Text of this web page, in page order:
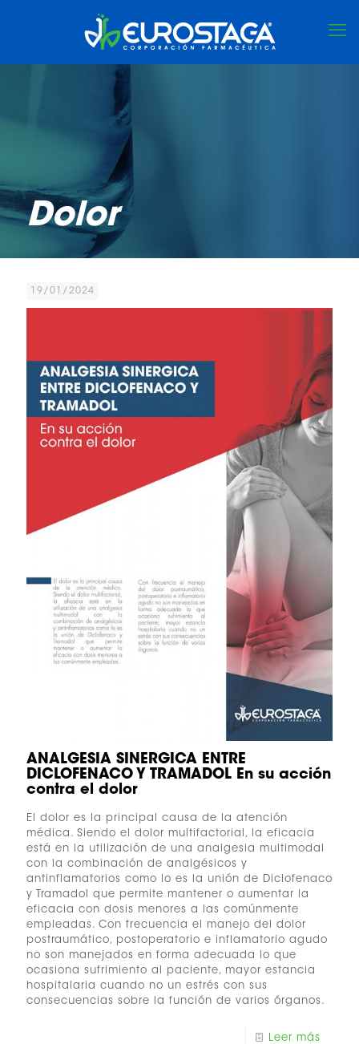
Dolor
19/01/2024
ANALGESIA SINERGICA ENTRE
DICLOFENACO Y TRAMADOL En su acción
contra el dolor
El dolor es la principal causa de la atención
médica. Siendo el dolor multifactorial, la eficacia
está en la utilización de una analgesia multimodal
con la combinación de analgésicos y
antinflamatorios como lo es la unión de Diclofenaco
y Tramadol que permite mantener o aumentar la
eficacia con dosis menores a las comúnmente
empleadas. Con frecuencia el manejo del dolor
postraumático, postoperatorio e inflamatorio agudo
no son manejados en forma adecuada lo que
ocasiona sufrimiento al paciente, mayor estancia
hospitalaria cuando no un estrés con sus
consecuencias sobre la función de varios órganos.
Leer más